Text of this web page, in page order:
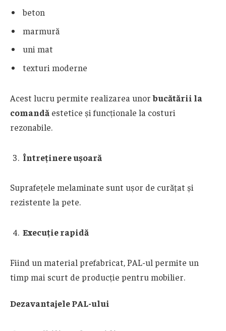
beton
marmură
uni mat
texturi moderne
Acest lucru permite realizarea unorbucătării la
comandă estetice și funcționale la costuri
rezonabile.
Întreținere ușoară
Suprafețele melaminate sunt ușor de curățat și
rezistente la pete.
Execuție rapidă
Fiind un material prefabricat, PAL-ul permite un
timp mai scurt de producție pentru mobilier.
Dezavantajele PAL-ului